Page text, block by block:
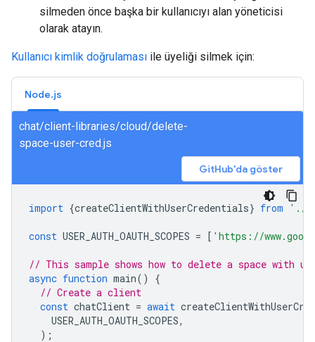
silmeden önce başka bir kullanıcıyı alan yöneticisi
olarak atayın.
Kullanıcı kimlik doğrulaması ile üyeliği silmek için:
Node.js
chat/client-libraries/cloud/delete-
space-user-cred.js
GitHub'da göster
import {createClientWithUserCredentials} from './
const USER_AUTH_OAUTH_SCOPES = [ 'https://
// This sample shows how to delete a space with
async function main()
{
// Create a client
const chatClient = await
USER_AUTH_OAUTH_SCOPES,
);